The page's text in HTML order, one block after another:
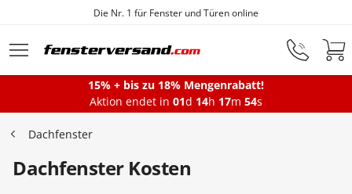
Zum Hauptinhalt springen
Fensterfabrik seit 1872
Montageservice
Fenster
15% + bis zu 18% Mengenrabatt!
Aktion endet in 01d 14h 17m 53s
Dachfenster
Dachfenster Kosten